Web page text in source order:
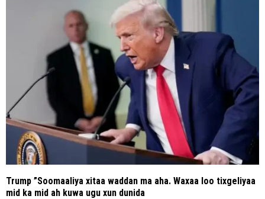
Trump ”Soomaaliya xitaa waddan ma aha. Waxaa loo tixgeliyaa
mid ka mid ah kuwa ugu xun dunida